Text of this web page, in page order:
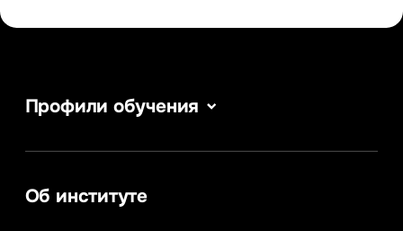
Профили обучения
Сервис в сфере туризма и гостеприимства
Информационные системы и бизнес-
аналитика
Об институте